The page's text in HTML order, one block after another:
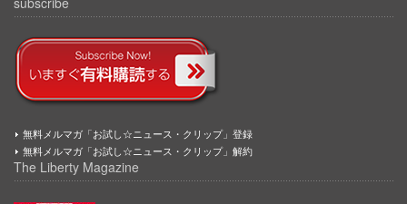
無料メルマガ「お試し☆ニュース・クリップ」登録
無料メルマガ「お試し☆ニュース・クリップ」解約
The Liberty Magazine